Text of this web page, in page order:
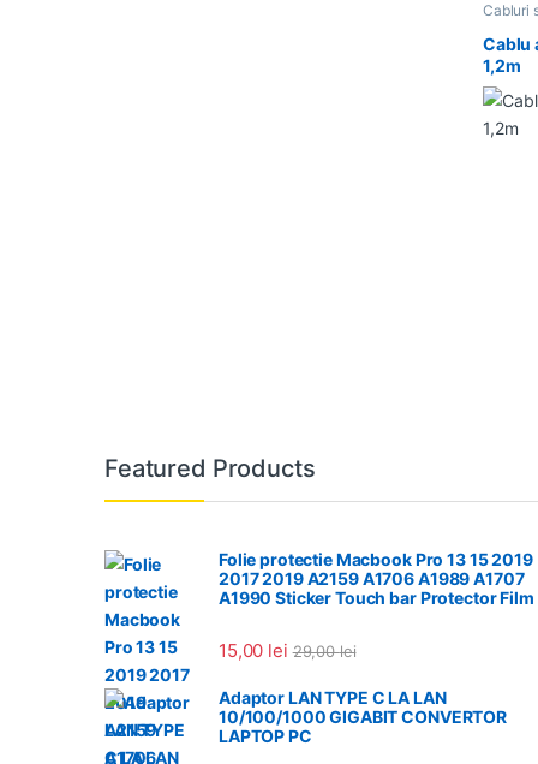
Cabluri
Cablu
1,2m
Featured Products
Folie protectie Macbook Pro 13 15 2019
2017 2019 A2159 A1706 A1989 A1707
A1990 Sticker Touch bar Protector Film
15,00 lei 29,00lei
Adaptor LAN TYPE C LA LAN
10/100/1000 GIGABIT CONVERTOR
LAPTOP PC